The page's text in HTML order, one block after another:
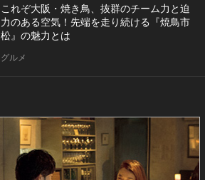
これぞ大阪・焼き鳥、抜群のチーム力と迫
力のある空気！先端を走り続ける『焼鳥市
松』の魅力とは
グルメ